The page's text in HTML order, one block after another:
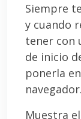
Siempre
y cuando
tener con
de inicio
ponerla
navegador.
Muestra